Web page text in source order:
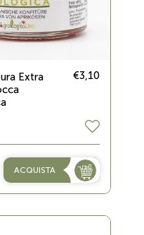
Extra
€3,10
ACQUISTA